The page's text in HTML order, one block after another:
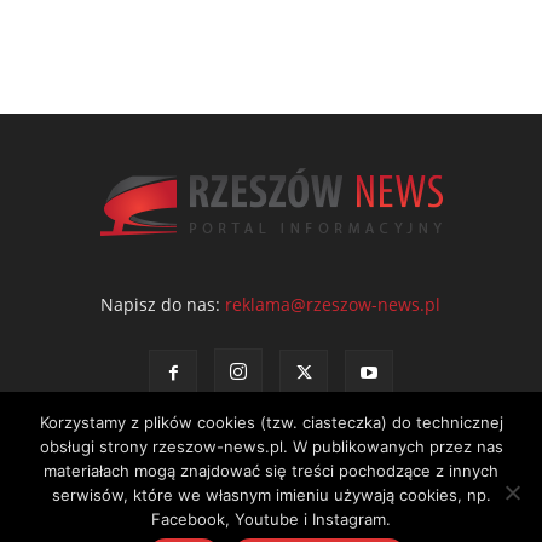
Napisz do nas: reklama@rzeszow-news.pl
Kontakt Polityka prywatności Regulamin portalu
Korzystamy z plików cookies (tzw. ciasteczka) do technicznej
obsługi strony rzeszow-news.pl. W publikowanych przez nas
materiałach mogą znajdować się treści pochodzące z innych
serwisów, które we własnym imieniu używają cookies, np.
Facebook, Youtube i Instagram.